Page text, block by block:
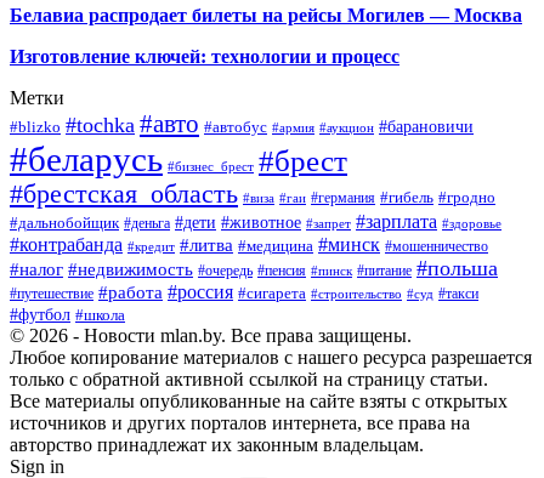
Белавиа распродает билеты на рейсы Могилев — Москва
Изготовление ключей: технологии и процесс
Метки
#blizko #tochka #авто #автобус #армия #аукцион #барановичи
#беларусь #бизнес_брест #брест
#брестская_область #виза #гаи #германия #гибель #гродно
#дальнобойщик #деньга #дети #животное #запрет #зарплата #здоровье
#контрабанда #кредит #литва #медицина #минск #мошенничество
#налог #недвижимость #очередь #пенсия #пинск #питание #польша
#путешествие #работа #россия #сигарета #строительство #суд #такси
#футбол #школа
© 2026 - Новости mlan.by. Все права защищены.
Любое копирование материалов с нашего ресурса разрешается
только с обратной активной ссылкой на страницу статьи.
Все материалы опубликованные на сайте взяты с открытых
источников и других порталов интернета, все права на
авторство принадлежат их законным владельцам.
Sign in